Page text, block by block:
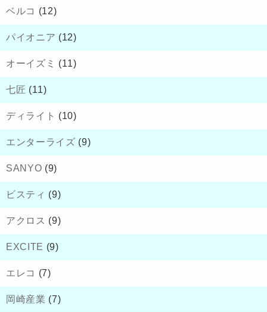
ベルコ (12)
パイオニア (12)
オーイズミ (11)
七匠 (11)
ディライト (10)
エンターライズ (9)
SANYO (9)
ビスティ (9)
アクロス (9)
EXCITE (9)
エレコ (7)
岡崎産業 (7)